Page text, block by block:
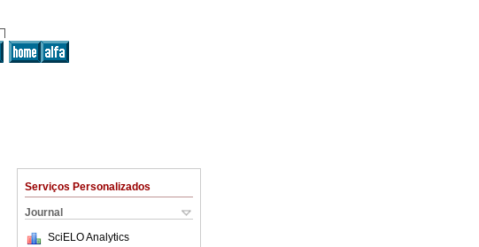
Serviços Personalizados
Journal
SciELO Analytics